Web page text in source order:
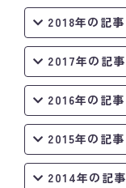
2018年の記事
2017年の記事
2016年の記事
2015年の記事
2014年の記事